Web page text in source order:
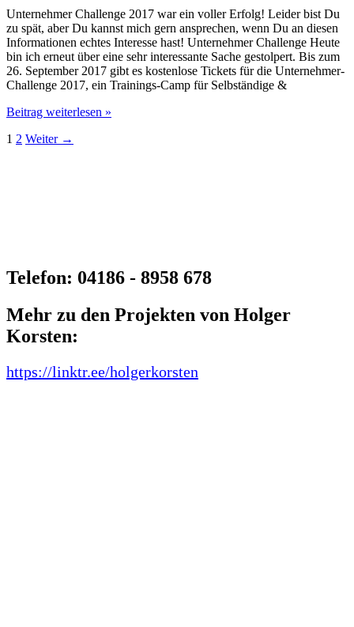
Unternehmer Challenge 2017 war ein voller Erfolg! Leider bist Du
zu spät, aber Du kannst mich gern ansprechen, wenn Du an diesen
Informationen echtes Interesse hast! Unternehmer Challenge Heute
bin ich erneut über eine sehr interessante Sache gestolpert. Bis zum
26. September 2017 gibt es kostenlose Tickets für die Unternehmer-
Challenge 2017, ein Trainings-Camp für Selbständige &
Unternehmer
2017
Beitrag weiterlesen »
1 2 Weiter →
Telefon: 04186 - 8958 678
Mehr zu den Projekten von Holger
Korsten:
https://linktr.ee/holgerkorsten